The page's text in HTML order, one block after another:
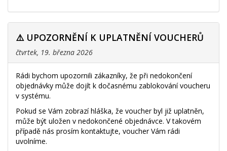
⚠️ UPOZORNĚNÍ K UPLATNĚNÍ VOUCHERŮ
čtvrtek, 19. března 2026
Rádi bychom upozornili zákazníky, že při nedokončení
objednávky může dojít k dočasnému zablokování voucheru
v systému.
Pokud se Vám zobrazí hláška, že voucher byl již uplatněn,
může být uložen v nedokončené objednávce. V takovém
případě nás prosím kontaktujte, voucher Vám rádi
uvolníme.